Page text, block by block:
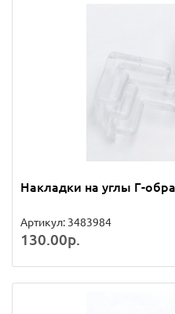
Накладки на углы Г-
Артикул: 3483984
130.00р.